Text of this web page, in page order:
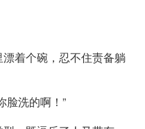
着个碗，忍不住责备躺
脸洗的啊！”